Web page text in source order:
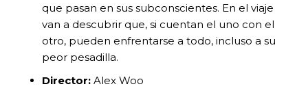
que pasan en sus subconscientes. En el viaje
van a descubrir que, si cuentan el uno con el
otro, pueden enfrentarse a todo, incluso a su
peor pesadilla.
Director: Alex Woo